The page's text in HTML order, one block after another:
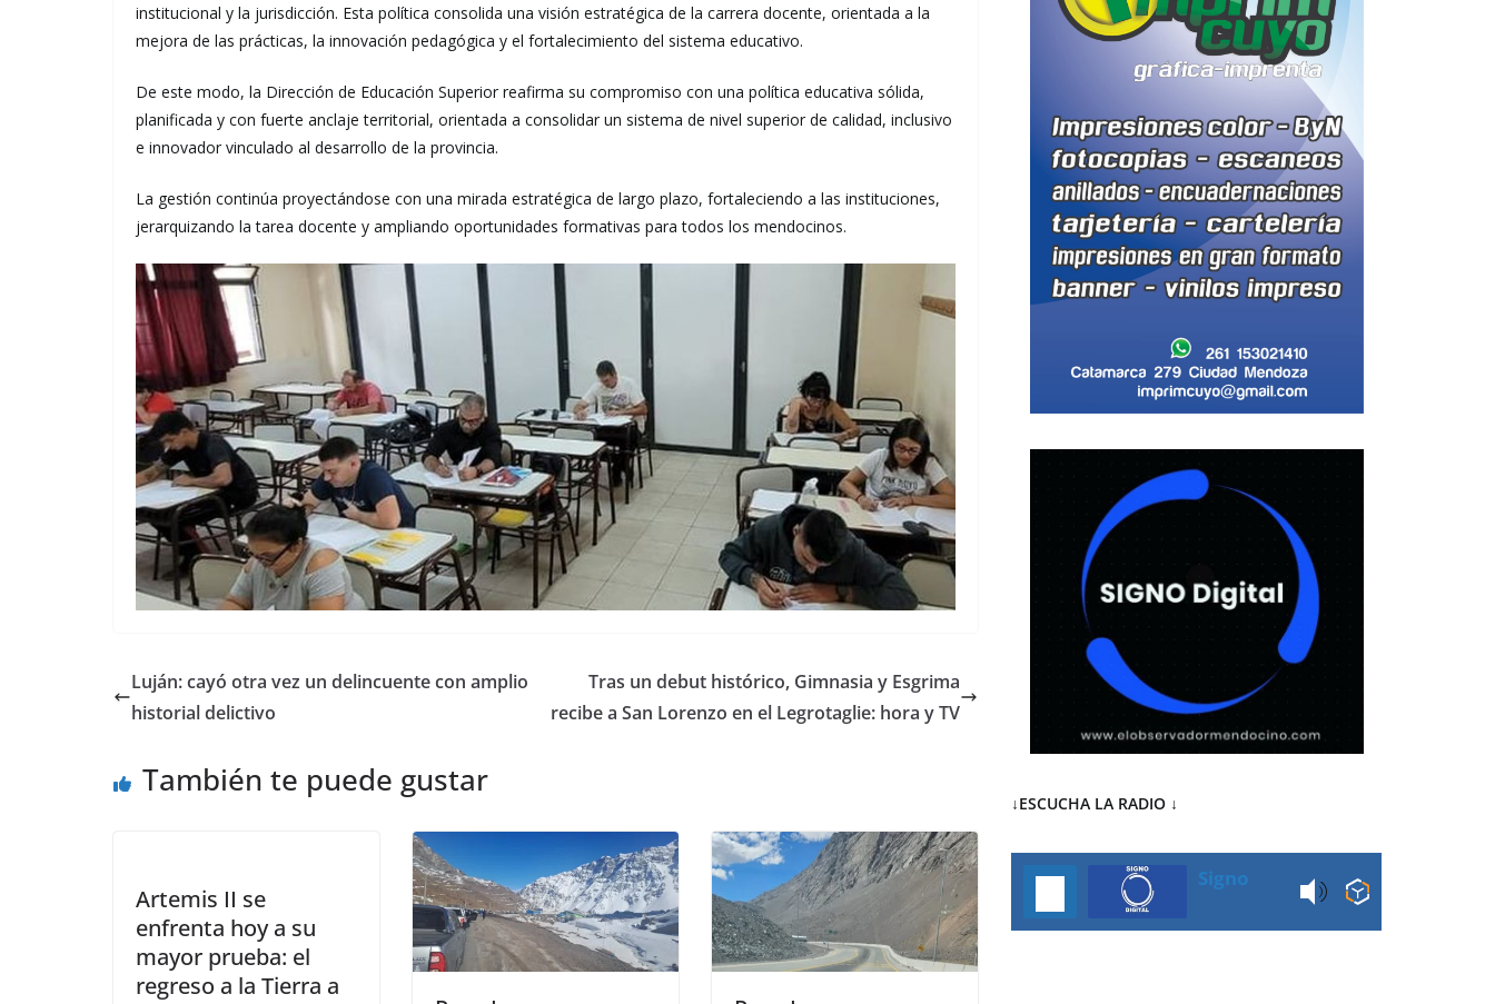
institucional y la jurisdicción. Esta política consolida una visión estratégica de la carrera docente, orientada a la
mejora de las prácticas, la innovación pedagógica y el fortalecimiento del sistema educativo.
De este modo, la Dirección de Educación Superior reafirma su compromiso con una política educativa sólida,
planificada y con fuerte anclaje territorial, orientada a consolidar un sistema de nivel superior de calidad, inclusivo
e innovador vinculado al desarrollo de la provincia.
La gestión continúa proyectándose con una mirada estratégica de largo plazo, fortaleciendo a las instituciones,
jerarquizando la tarea docente y ampliando oportunidades formativas para todos los mendocinos.
Luján: cayó otra vez un delincuente con amplio
historial delictivo
Tras un debut histórico, Gimnasia y Esgrima
recibe a San Lorenzo en el Legrotaglie: hora y TV
También te puede gustar
Artemis II se
enfrenta hoy a su
mayor prueba: el
regreso a la Tierra a
↓ESCUCHA LA RADIO ↓
Signo